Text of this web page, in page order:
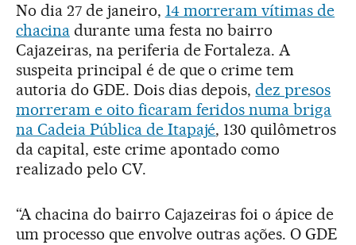
No dia 27 de janeiro, 14 morreram vítimas de
chacinadurante uma festa no bairro
Cajazeiras, na periferia de Fortaleza. A
suspeita principal é de que o crime tem
autoria do GDE. Dois dias depois,dez presos
morreram e oito ficaram feridos numa briga
na Cadeia Pública de Itapajé, 130 quilômetros
da capital, este crime apontado como
realizado pelo CV.
“A chacina do bairro Cajazeiras foi o ápice de
um processo que envolve outras ações. O GDE